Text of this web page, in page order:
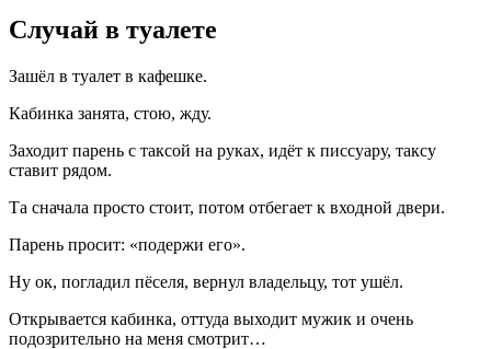
Случай в туалете
Зашёл в туалет в кафешке.
Кабинка занята, стою, жду.
Заходит парень с таксой на руках, идёт к писсуару, таксу
ставит рядом.
Та сначала просто стоит, потом отбегает к входной двери.
Парень просит: «подержи его».
Ну ок, погладил пёселя, вернул владельцу, тот ушёл.
Открывается кабинка, оттуда выходит мужик и очень
подозрительно на меня смотрит…